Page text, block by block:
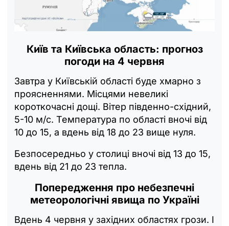
Київ та Київська область: прогноз
погоди на 4 червня
Завтра у Київській області буде хмарно з
проясненнями. Місцями невеликі
короткочасні дощі. Вітер південно-східний,
5-10 м/с. Температура по області вночі від
10 до 15, а вдень від 18 до 23 вище нуля.
Безпосередньо у столиці вночі від 13 до 15,
вдень від 21 до 23 тепла.
Попередження про небезпечні
метеорологічні явища по Україні
Вдень 4 червня у західних областях грози. I